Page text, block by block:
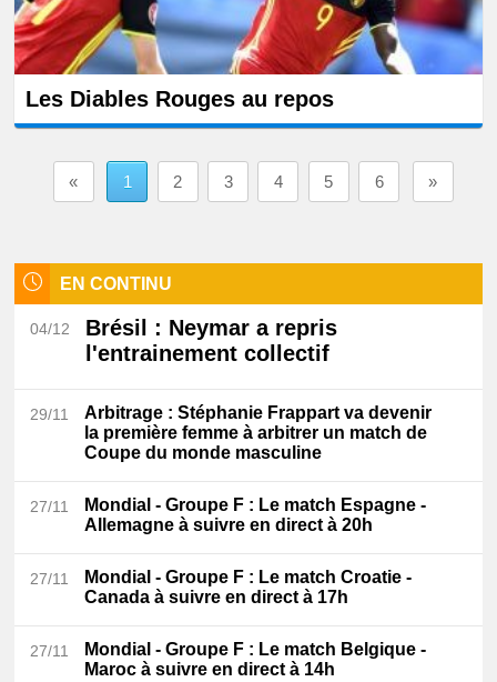
Les Diables Rouges au repos
« 1 2 3 4 5 6 »
EN CONTINU
04/12 Brésil
: Neymar a repris
l'entrainement collectif
29/11 Arbitrage : Stéphanie Frappart va devenir
la première femme à arbitrer un match de
Coupe du monde masculine
27/11 Mondial - Groupe F : Le match Espagne -
Allemagne à suivre en direct à 20h
27/11 Mondial - Groupe F : Le match Croatie -
Canada à suivre en direct à 17h
27/11 Mondial - Groupe F : Le match Belgique -
Maroc à suivre en direct à 14h